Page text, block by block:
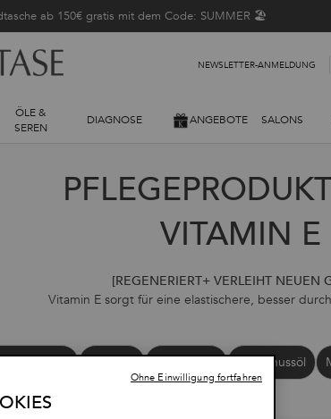
ab 150€ gratis mit dem Code: SUMMER 🏖️
NEWSLETTER-ANMELDUNG​
ÖLE &
SEREN
DIAGNOSE ANGEBOTE SALONS
VITAMIN E
[REGENERIERT+ VERLEIHT NEUEN
Vitamin E sorgt für eine elastischere, besser
Kokosnussöl
Ohne Einwilligung fortfahren